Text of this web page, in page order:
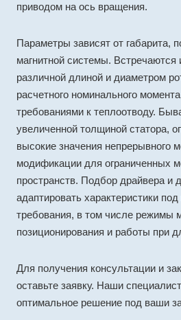
приводом на ось вращения.
Параметры зависят от габарита,
магнитной системы. Встречаются
различной длиной и диаметром
расчетного номинального
требованиями к теплоотводу.
увеличенной толщиной статора,
высокие значения непрерывного
модификации для ограниченных
пространств. Подбор драйвера и
адаптировать характеристики
требования, в том числе режимы
позиционирования и работы при
Для получения консультации и
оставьте заявку. Наши
оптимальное решение под ваши